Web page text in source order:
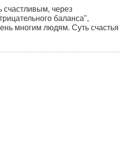
счастливым, через
баланса",
многим людям. Суть счастья